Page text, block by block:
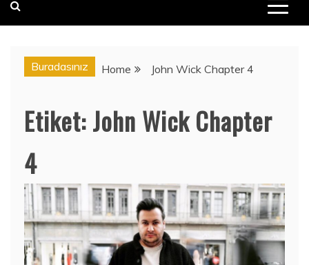
Buradasınız Home John Wick Chapter 4
Etiket:John Wick Chapter
4